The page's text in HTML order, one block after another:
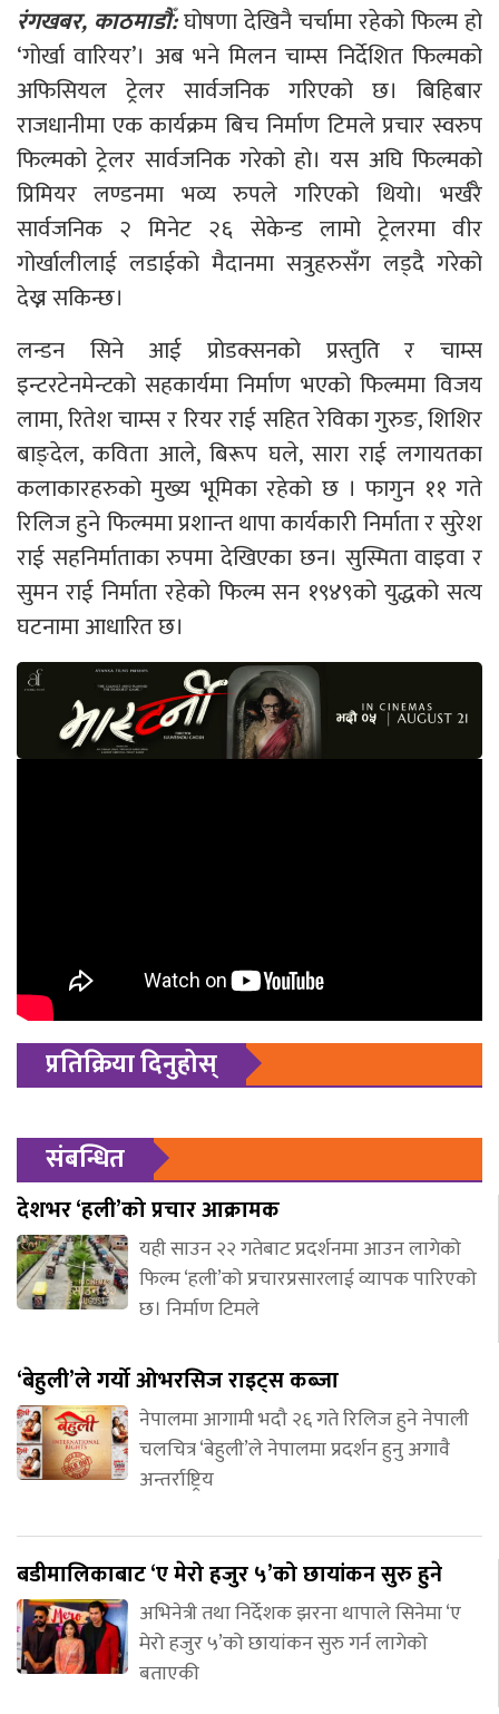
रंगखबर, काठमाडौँ:घोषणा देखिनै चर्चामा रहेको फिल्म हो
‘गोर्खा वारियर’। अब भने मिलन चाम्स निर्देशित फिल्मको
अफिसियल ट्रेलर सार्वजनिक गरिएको छ। बिहिबार
राजधानीमा एक कार्यक्रम बिच निर्माण टिमले प्रचार स्वरुप
फिल्मको ट्रेलर सार्वजनिक गरेको हो। यस अघि फिल्मको
प्रिमियर लण्डनमा भव्य रुपले गरिएको थियो। भर्खरै
सार्वजनिक २ मिनेट २६ सेकेन्ड लामो ट्रेलरमा वीर
गोर्खालीलाई लडाईको मैदानमा सत्रुहरुसँग लड्दै गरेको
देख्न सकिन्छ।
लन्डन सिने आई प्रोडक्सनको प्रस्तुति र चाम्स
इन्टरटेनमेन्टको सहकार्यमा निर्माण भएको फिल्ममा विजय
लामा, रितेश चाम्स र रियर राई सहित रेविका गुरुङ, शिशिर
बाङ्देल, कविता आले, बिरूप घले, सारा राई लगायतका
कलाकारहरुको मुख्य भूमिका रहेको छ । फागुन ११ गते
रिलिज हुने फिल्ममा प्रशान्त थापा कार्यकारी निर्माता र सुरेश
राई सहनिर्माताका रुपमा देखिएका छन। सुस्मिता वाइवा र
सुमन राई निर्माता रहेको फिल्म सन १९४९को युद्धको सत्य
घटनामा आधारित छ।
प्रतिक्रिया दिनुहोस्
संबन्धित
देशभर ‘हली’को प्रचार आक्रामक
यही साउन २२ गतेबाट प्रदर्शनमा आउन लागेको
फिल्म ‘हली’को प्रचारप्रसारलाई व्यापक पारिएको
छ। निर्माण टिमले
‘बेहुली’ले गर्यो ओभरसिज राइट्स कब्जा
नेपालमा आगामी भदौ २६ गते रिलिज हुने नेपाली
चलचित्र ‘बेहुली’ले नेपालमा प्रदर्शन हुनु अगावै
अन्तर्राष्ट्रिय
बडीमालिकाबाट ‘ए मेरो हजुर ५’को छायांकन सुरु हुने
अभिनेत्री तथा निर्देशक झरना थापाले सिनेमा ‘ए
मेरो हजुर ५’को छायांकन सुरु गर्न लागेको
बताएकी